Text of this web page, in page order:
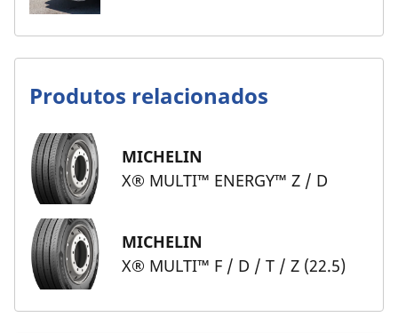
Produtos relacionados
MICHELIN
X® MULTI™ ENERGY™ Z / D
MICHELIN
X® MULTI™ F / D / T / Z (22.5)